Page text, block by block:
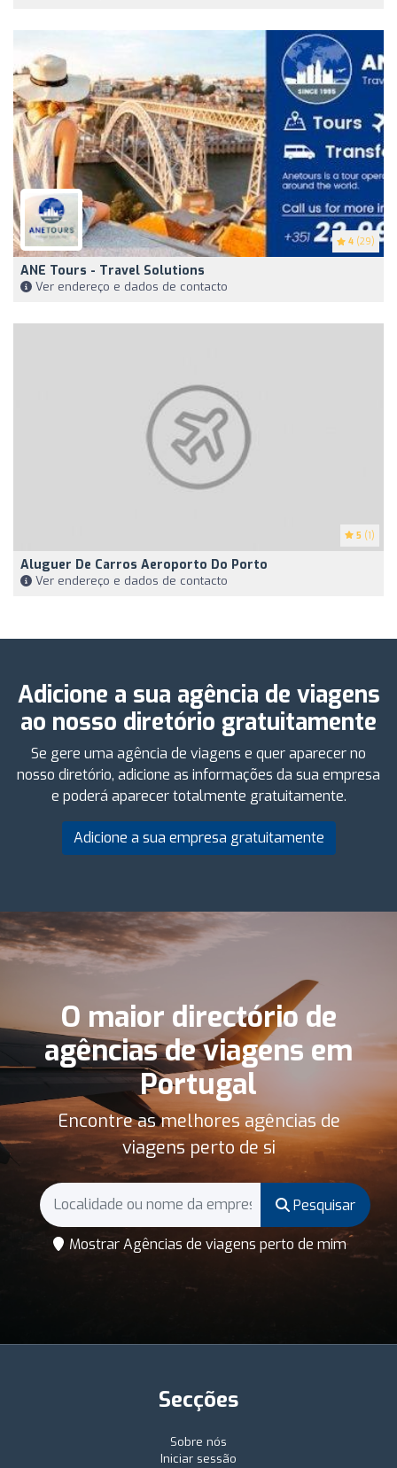
4 (29)
ANE Tours - Travel Solutions
Ver endereço e dados de contacto
5 (1)
Aluguer De Carros Aeroporto Do Porto
Ver endereço e dados de contacto
Adicione a sua agência de viagens
ao nosso diretório gratuitamente
Se gere uma agência de viagens e quer aparecer no
nosso diretório, adicione as informações da sua empresa
e poderá aparecer totalmente gratuitamente.
Adicione a sua empresa gratuitamente
O maior directório de
agências de viagens em
Portugal
Encontre as melhores agências de
viagens perto de si
Pesquisar
Mostrar Agências de viagens perto de mim
Secções
Sobre nós
Iniciar sessão